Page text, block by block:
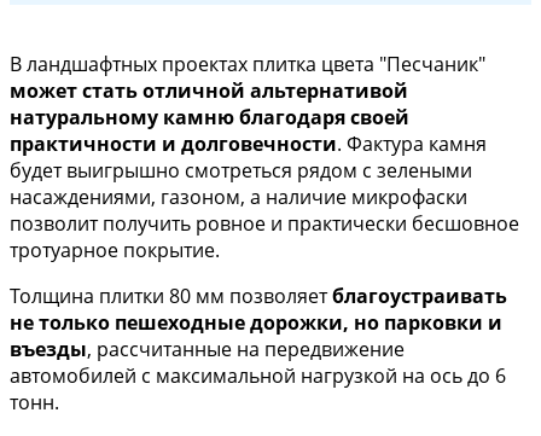
В ландшафтных проектах плитка цвета "Песчаник"
может стать отличной альтернативой
натуральному камню благодаря своей
практичности и долговечности. Фактура камня
будет выигрышно смотреться рядом с зелеными
насаждениями, газоном, а наличие микрофаски
позволит получить ровное и практически бесшовное
тротуарное покрытие.
Толщина плитки 80 мм позволяетблагоустраивать
не только пешеходные дорожки, но парковки и
въезды, рассчитанные на передвижение
автомобилей с максимальной нагрузкой на ось до 6
тонн.